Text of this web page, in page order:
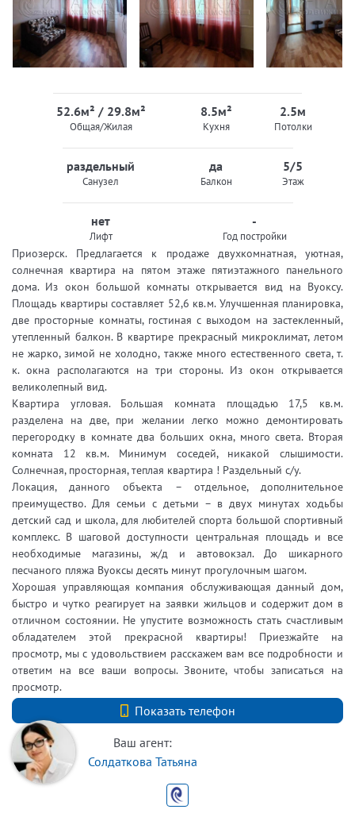
52.6м² / 29.8м²
Общая/Жилая
8.5м²
Кухня
2.5м
Потолки
раздельный
Санузел
да
Балкон
5/5
Этаж
нет
Лифт
-
Год постройки
Приозерск. Предлагается к продаже двухкомнатная, уютная,
солнечная квартира на пятом этаже пятиэтажного панельного
дома. Из окон большой комнаты открывается вид на Вуоксу.
Площадь квартиры составляет 52,6 кв.м. Улучшенная планировка,
две просторные комнаты, гостиная с выходом на застекленный,
утепленный балкон. В квартире прекрасный микроклимат, летом
не жарко, зимой не холодно, также много естественного света, т.
к. окна располагаются на три стороны. Из окон открывается
великолепный вид.
Квартира угловая. Большая комната площадью 17,5 кв.м.
разделена на две, при желании легко можно демонтировать
перегородку в комнате два больших окна, много света. Вторая
комната 12 кв.м. Минимум соседей, никакой слышимости.
Солнечная, просторная, теплая квартира ! Раздельный с/у.
Локация, данного объекта – отдельное, дополнительное
преимущество. Для семьи с детьми – в двух минутах ходьбы
детский сад и школа, для любителей спорта большой спортивный
комплекс. В шаговой доступности центральная площадь и все
необходимые магазины, ж/д и автовокзал. До шикарного
песчаного пляжа Вуоксы десять минут прогулочным шагом.
Хорошая управляющая компания обслуживающая данный дом,
быстро и чутко реагирует на заявки жильцов и содержит дом в
отличном состоянии. Не упустите возможность стать счастливым
обладателем этой прекрасной квартиры! Приезжайте на
просмотр, мы с удовольствием расскажем вам все подробности и
ответим на все ваши вопросы. Звоните, чтобы записаться на
просмотр.
Показать телефон
+7 (812) 740-70-40
Ваш агент:
Солдаткова Татьяна